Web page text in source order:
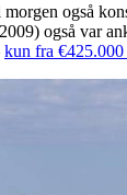
også
også var
kun fra €425.000